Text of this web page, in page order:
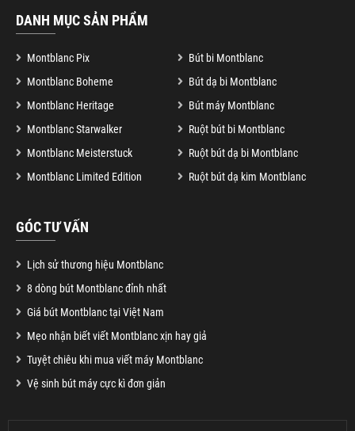
DANH MỤC SẢN PHẨM
Montblanc Pix
Bút bi Montblanc
Montblanc Boheme
Bút dạ bi Montblanc
Montblanc Heritage
Bút máy Montblanc
Montblanc Starwalker
Ruột bút bi Montblanc
Montblanc Meisterstuck
Ruột bút dạ bi Montblanc
Montblanc Limited Edition
Ruột bút dạ kim Montblanc
GÓC TƯ VẤN
Lịch sử thương hiệu Montblanc
8 dòng bút Montblanc đỉnh nhất
Giá bút Montblanc tại Việt Nam
Mẹo nhận biết viết Montblanc xịn hay giả
Tuyệt chiêu khi mua viết máy Montblanc
Vệ sinh bút máy cực kì đơn giản